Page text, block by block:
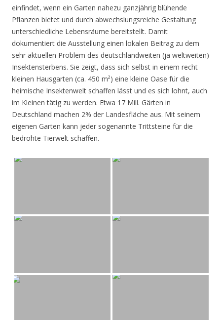
einfindet, wenn ein Garten nahezu ganzjährig blühende
Pflanzen bietet und durch abwechslungsreiche Gestaltung
unterschiedliche Lebensräume bereitstellt. Damit
dokumentiert die Ausstellung einen lokalen Beitrag zu dem
sehr aktuellen Problem des deutschlandweiten (ja weltweiten)
Insektensterbens. Sie zeigt, dass sich selbst in einem recht
kleinen Hausgarten (ca. 450 m²) eine kleine Oase für die
heimische Insektenwelt schaffen lässt und es sich lohnt, auch
im Kleinen tätig zu werden. Etwa 17 Mill. Gärten in
Deutschland machen 2% der Landesfläche aus. Mit seinem
eigenen Garten kann jeder sogenannte Trittsteine für die
bedrohte Tierwelt schaffen.